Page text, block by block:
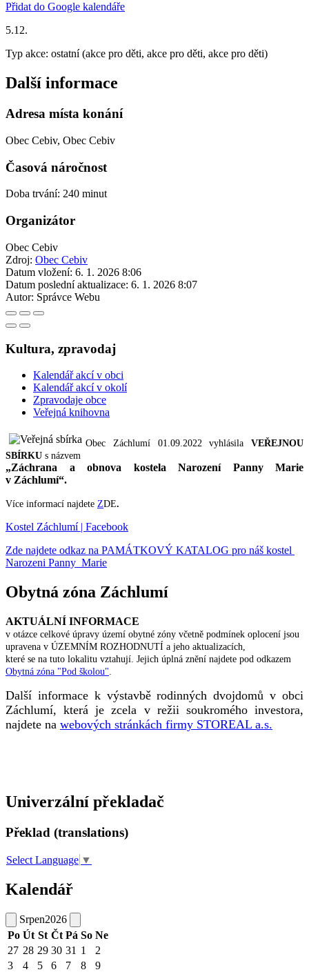
Přidat do Google kalendáře
5.12.
Typ akce: ostatní (akce pro děti, akce pro děti, akce pro děti)
Další informace
Adresa místa konání
Obec Cebiv, Obec Cebiv
Časová náročnost
Doba trvání: 240 minut
Organizátor
Obec Cebiv
Zdroj: Obec Cebiv
Datum vložení: 6. 1. 2026 8:06
Datum poslední aktualizace: 6. 1. 2026 8:07
Autor: Správce Webu
Kultura, zpravodaj
Kalendář akcí v obci
Kalendář akcí v okolí
Zpravodaje obce
Veřejná knihovna
Obec Záchlumí 01.09.2022 vyhlásila VEŘEJNOU
SBÍRKU s názvem
„Záchrana a obnova kostela Narození Panny Marie
v Záchlumí“.
Více informací najdete ZDE.
Kostel Záchlumí | Facebook
Zde najdete odkaz na PAMÁTKOVÝ KATALOG pro náš kostel
Narozeni Panny Marie
Obytná zóna Záchlumí
AKTUÁLNÍ INFORMACE
v otázce celkové úpravy území obytné zóny včetně podmínek oplocení jsou
upravena v ÚZEMNÍM ROZHODNUTÍ a jeho aktualizacích,
které se na tuto lokalitu vztahují. Jejich úplná znění najdete pod odkazem
Obytná zóna "Pod školou".
Další informace k výstavbě rodinných dvojdomů v obci
Záchlumí, která je zcela v režii soukromého investora,
najdete na webových stránkách firmy STOREAL a.s.
Univerzální překladač
Překlad (translations)
Select Language ▼
Kalendář
Srpen2026
Po Út St Čt Pá So Ne
27 28 29 30 31 1
2
3
4 5 6 7 8
9